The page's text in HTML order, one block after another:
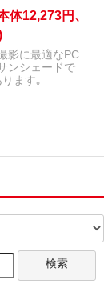
体12,273円、
影に最適なPC
ンシェードで
ます｡
検索